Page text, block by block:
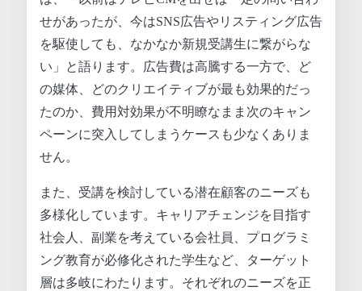
せがあったが、今はSNS広告やリスティング広告
を駆使しても、なかなか新規受講生に繋がらな
い」と語ります。広告費は高騰する一方で、ど
の媒体、どのクリエイティブが最も効果的だっ
たのか、費用対効果が不明瞭なまま次のキャン
ペーンに突入してしまうケースも少なくありま
せん。
また、受講を検討している潜在顧客のニーズも
多様化しています。キャリアチェンジを目指す
社会人、副業を考えている会社員、プログラミ
ング教育が必修化された学生など、ターゲット
層は多岐にわたります。それぞれのニーズを正